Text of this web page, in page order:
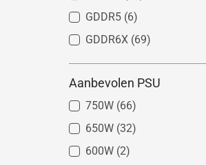
GDDR5 (6)
GDDR6X (69)
Aanbevolen PSU
750W (66)
650W (32)
600W (2)